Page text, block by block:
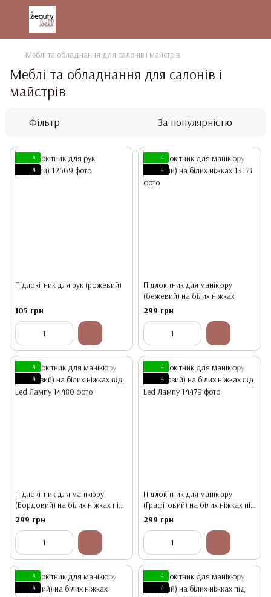
Меблі та обладнання для салонів і майстрів
Меблі та обладнання для салонів і
майстрів
Фільтр За популярністю
4
4
Підлокітник для рук (рожевий)
105 грн
4
4
Підлокітник для манікюру
(бежевий) на білих ніжках
299 грн
4
4
Підлокітник для манікюру
(Бордовий) на білих ніжках під
Led Лампу
299 грн
4
4
Підлокітник для манікюру
(Графітовий) на білих ніжках під
Led Лампу
299 грн
4
4
4
4